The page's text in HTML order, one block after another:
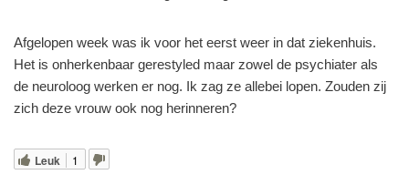
Afgelopen week was ik voor het eerst weer in dat ziekenhuis.
Het is onherkenbaar gerestyled maar zowel de psychiater als
de neuroloog werken er nog. Ik zag ze allebei lopen. Zouden zij
zich deze vrouw ook nog herinneren?
Leuk 1